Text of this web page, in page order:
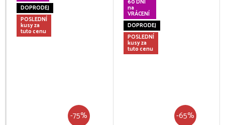
DOPRODEJ
POSLEDNÍ
kusy za
tuto cenu
-75%
60 DNÍ
na
VRÁCENÍ
DOPRODEJ
POSLEDNÍ
kusy za
tuto cenu
-65%